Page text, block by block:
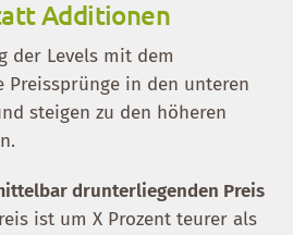
Additionen
der Levels mit dem
in den unteren
steigen zu den höheren
drunterliegenden Preis
ist um X Prozent teurer als